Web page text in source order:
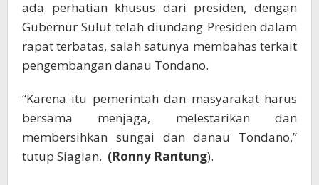
ada perhatian khusus dari presiden, dengan
Gubernur Sulut telah diundang Presiden dalam
rapat terbatas, salah satunya membahas terkait
pengembangan danau Tondano.
“Karena itu pemerintah dan masyarakat harus
bersama menjaga, melestarikan dan
membersihkan sungai dan danau Tondano,”
tutup Siagian. (Ronny Rantung).